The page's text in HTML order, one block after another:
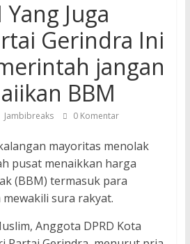
Juga
Gerindra Ini
jangan
BBM
Jambibreaks 0 Komentar
mayoritas menolak
pusat menaikkan harga
(BBM) termasuk para
sura rakyat.
Anggota DPRD Kota